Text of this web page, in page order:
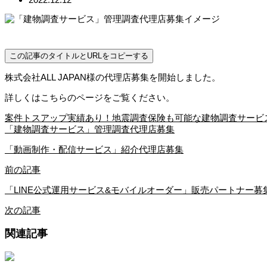
この記事のタイトルとURLをコピーする
株式会社ALL JAPAN様の代理店募集を開始しました。
詳しくはこちらのページをご覧ください。
案件トスアップ実績あり！地震調査保険も可能な建物調査サービ
「建物調査サービス」管理調査代理店募集
「動画制作・配信サービス」紹介代理店募集
前の記事
「LINE公式運用サービス&モバイルオーダー」販売パートナー募
次の記事
関連記事